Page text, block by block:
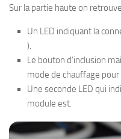
Sur la partie haute on
Un LED indiquant la
).
Le bouton d’inclusion
mode de chauffage pour
Une seconde LED qui
module est.